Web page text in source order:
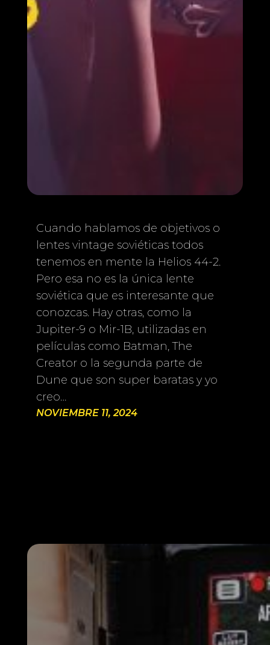
Cuando hablamos de objetivos o
lentes vintage soviéticas todos
tenemos en mente la Helios 44-2.
Pero esa no es la única lente
soviética que es interesante que
conozcas. Hay otras, como la
Jupiter-9 o Mir-1B, utilizadas en
películas como Batman, The
Creator o la segunda parte de
Dune que son super baratas y yo
creo…
NOVIEMBRE 11, 2024